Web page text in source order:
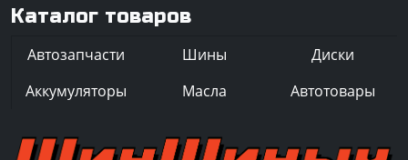
Каталог товаров
Автозапчасти Шины
Диски
Аккумуляторы
Масла Автотовары